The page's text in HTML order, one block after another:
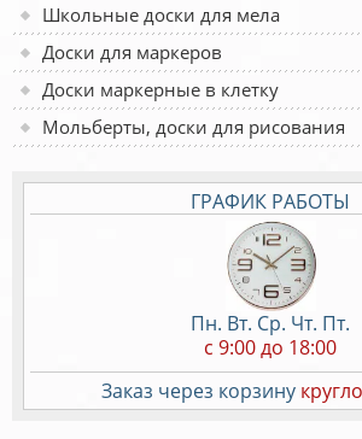
Школьные доски для мела
Доски для маркеров
Доски маркерные в клетку
Мольберты, доски для рисования
ГРАФИК РАБОТЫ
Пн. Вт. Ср. Чт. Пт.
c 9:00 до 18:00
Заказ через корзину